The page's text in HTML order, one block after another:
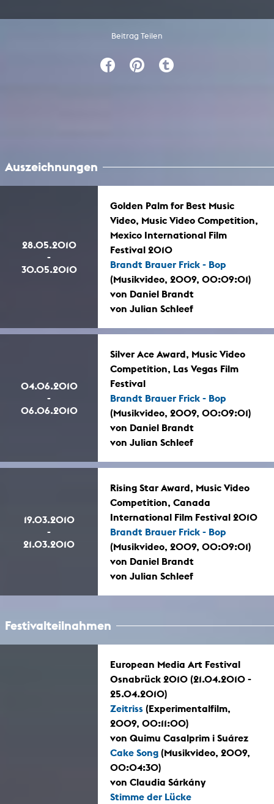
Beitrag Teilen
Auszeichnungen
28.05.2010
-
30.05.2010
Golden Palm for Best Music
Video, Music Video Competition,
Mexico International Film
Festival 2010
Brandt Brauer Frick - Bop
(Musikvideo, 2009, 00:09:01)
von Daniel Brandt
von Julian Schleef
04.06.2010
-
06.06.2010
Silver Ace Award, Music Video
Competition, Las Vegas Film
Festival
Brandt Brauer Frick - Bop
(Musikvideo, 2009, 00:09:01)
von Daniel Brandt
von Julian Schleef
19.03.2010
-
21.03.2010
Rising Star Award, Music Video
Competition, Canada
International Film Festival 2010
Brandt Brauer Frick - Bop
(Musikvideo, 2009, 00:09:01)
von Daniel Brandt
von Julian Schleef
Festivalteilnahmen
European Media Art Festival
Osnabrück 2010 (21.04.2010 -
25.04.2010)
Zeitriss (Experimentalfilm,
2009, 00:11:00)
von Quimu Casalprim i Suárez
Cake Song (Musikvideo, 2009,
00:04:30)
von Claudia Sárkány
Stimme der Lücke